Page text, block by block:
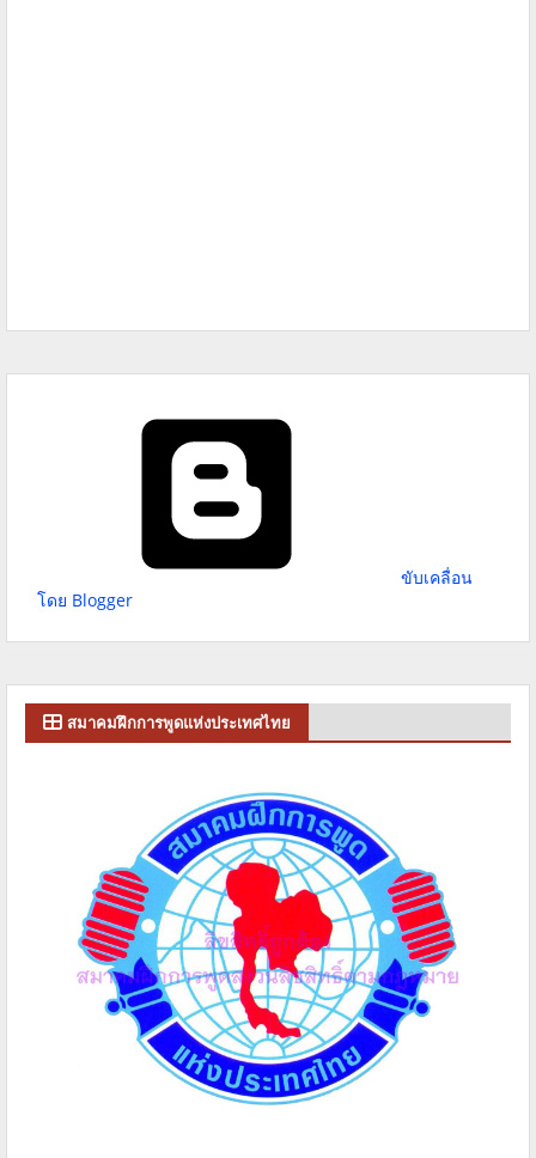
ขับเคลื่อน
โดย Blogger
สมาคมฝึกการพูดแห่งประเทศไทย